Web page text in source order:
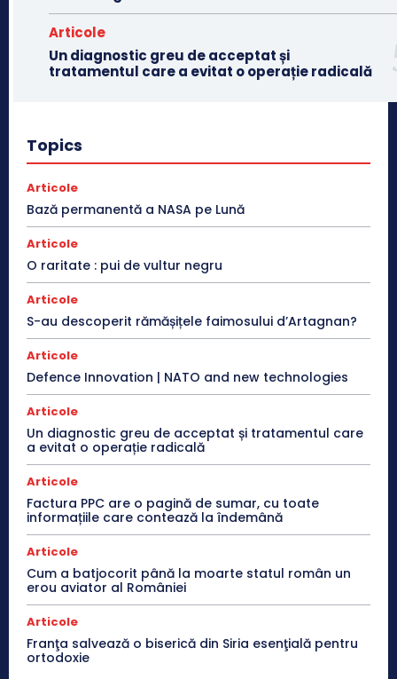
Articole
Un diagnostic greu de acceptat și
tratamentul care a evitat o operație radicală
Topics
Articole
Bază permanentă a NASA pe Lună
Articole
O raritate : pui de vultur negru
Articole
S-au descoperit rămășițele faimosului d’Artagnan?
Articole
Defence Innovation | NATO and new technologies
Articole
Un diagnostic greu de acceptat și tratamentul care
a evitat o operație radicală
Articole
Factura PPC are o pagină de sumar, cu toate
informațiile care contează la îndemână
Articole
Cum a batjocorit până la moarte statul român un
erou aviator al României
Articole
Franţa salvează o biserică din Siria esenţială pentru
ortodoxie